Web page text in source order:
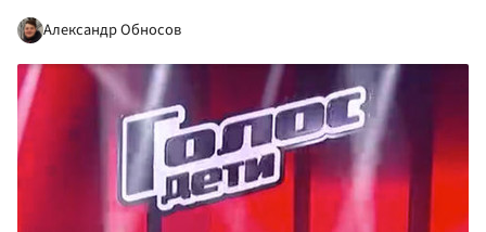
Александр Обносов